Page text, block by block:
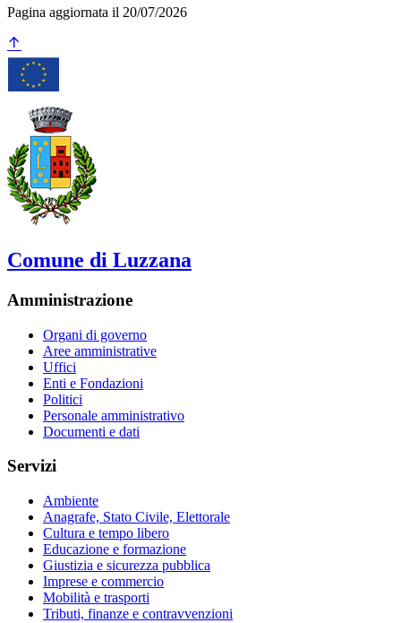
Pagina aggiornata il 20/07/2026
Comune di Luzzana
Amministrazione
Organi di governo
Aree amministrative
Uffici
Enti e Fondazioni
Politici
Personale amministrativo
Documenti e dati
Servizi
Ambiente
Anagrafe, Stato Civile, Elettorale
Cultura e tempo libero
Educazione e formazione
Giustizia e sicurezza pubblica
Imprese e commercio
Mobilità e trasporti
Tributi, finanze e contravvenzioni